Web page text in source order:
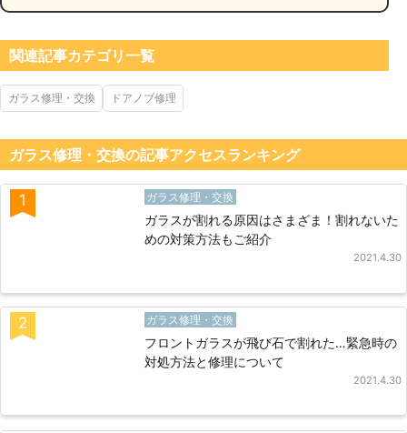
関連記事カテゴリ一覧
ガラス修理・交換 ドアノブ修理
ガラス修理・交換の記事アクセスランキング
1 ガラス修理・交換
ガラスが割れる原因はさまざま！割れないた
めの対策方法もご紹介
2021.4.30
2 ガラス修理・交換
フロントガラスが飛び石で割れた…緊急時の
対処方法と修理について
2021.4.30